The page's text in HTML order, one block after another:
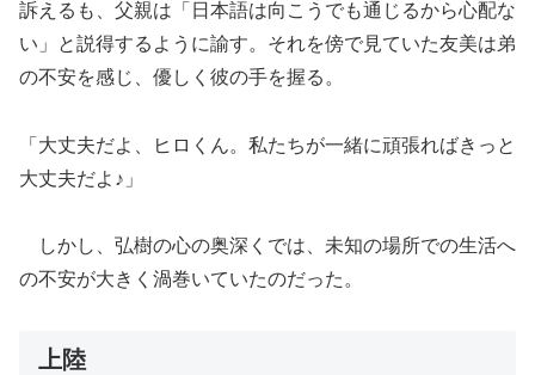
訴えるも、父親は「日本語は向こうでも通じるから心配な
い」と説得するように諭す。それを傍で見ていた友美は弟
の不安を感じ、優しく彼の手を握る。
「大丈夫だよ、ヒロくん。私たちが一緒に頑張ればきっと
大丈夫だよ♪」
しかし、弘樹の心の奥深くでは、未知の場所での生活へ
の不安が大きく渦巻いていたのだった。
上陸